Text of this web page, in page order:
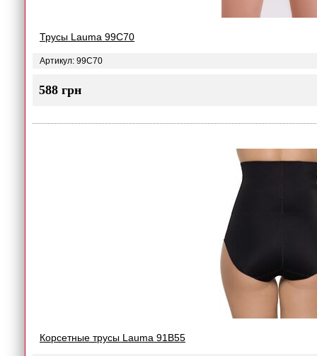
Трусы Lauma 99C70
Артикул: 99C70
588 грн
Корсетные трусы Lauma 91B55